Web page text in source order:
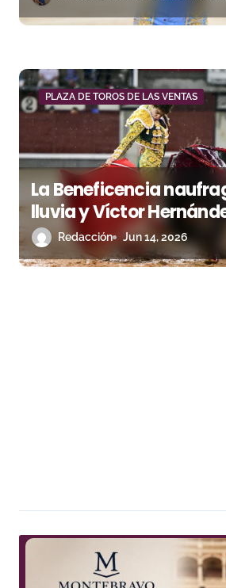
PLAZA DE TOROS DE LAS VENTAS
La Beneficencia
lluvia y Víctor
con la verdad del toreo
Redacción Jun 14, 2026